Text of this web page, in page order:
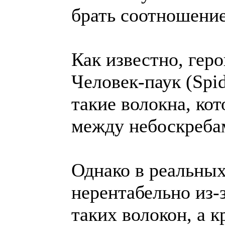
брать
Как известно,
Человек-паук
такие волокна,
между
Однако в
нерентабельно
таких волокон, а